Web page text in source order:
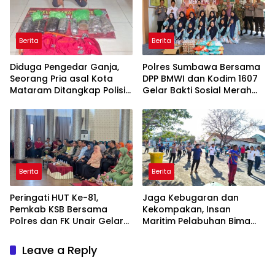
Berita
Diduga Pengedar Ganja,
Seorang Pria asal Kota
Mataram Ditangkap Polisi
Berita
Polres Sumbawa Bersama
DPP BMWI dan Kodim 1607
Gelar Bakti Sosial Merah
Hidayatullah
Berita
Peringati HUT Ke-81,
Pemkab KSB Bersama
Polres dan FK Unair Gelar
Hari Pertama Kehidupan”
Berita
Jaga Kebugaran dan
Kekompakan, Insan
Maritim Pelabuhan Bima
Leave a Reply